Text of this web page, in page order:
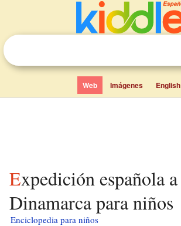
Web Imágenes English
Expedición española a
Dinamarca para niños
Enciclopedia para niños